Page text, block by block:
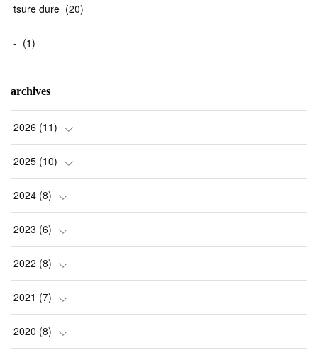
tsure dure (20)
- (1)
archives
2026 (11)
(1)
(2
(1
(2
4
2025 (10)
(2
(1
(1
(1
1
2024 (8)
(2
(3
(1
(1
2023 (6)
(1
(1
(1
2022 (8)
(1
(1
2021 (7)
(1
2020 (8)